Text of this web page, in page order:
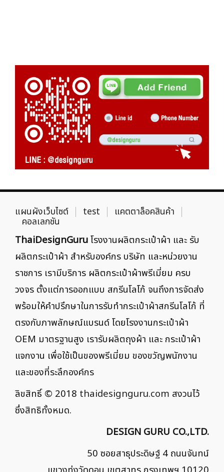
แผนผังเว็บไซต์ test แคตตาล็อคสินค้า
คอลเลกชัน
ThaiDesignGuruโรงงานผลิตกระเป๋าผ้า และ รับ
ผลิตกระเป๋าผ้า สำหรับองค์กร บริษัท และหน่วยงาน
ราชการ เรามีบริการ ผลิตกระเป๋าผ้าพรีเมี่ยม ครบ
วงจร ตั้งแต่การออกแบบ สกรีนโลโก้ จนถึงการจัดส่ง
พร้อมให้คำปรึกษาในการรับทำกระเป๋าผ้าสกรีนโลโก้ ที่
ตรงกับภาพลักษณ์แบรนด์ โดยโรงงานกระเป๋าผ้า
OEM มาตรฐานสูง เรารับผลิตถุงผ้า และ กระเป๋าผ้า
แจกงาน เพื่อใช้เป็นของพรีเมี่ยม ของขวัญพนักงาน
และของที่ระลึกองค์กร
ลิขสิทธิ์ © 2018 thaidesignguru.com สงวนไว้
ซึ่งสิทธิทั้งหมด.
DESIGN GURU CO.,LTD.
50 ซอยสาธุประดิษฐ์ 4 ถนนจันทน์